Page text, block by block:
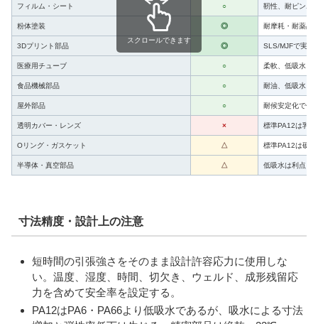
フィルム・シート ○ 靭性、耐ピンホ
粉体塗装 ◎ 耐摩耗・耐薬品
3Dプリント部品 ◎ SLS/MJFで実績
医療用チューブ ○ 柔軟、低吸水、
食品機械部品 ○ 耐油、低吸水、
屋外部品 ○ 耐候安定化で使
透明カバー・レンズ × 標準PA12は乳
Oリング・ガスケット △ 標準PA12は硬
半導体・真空部品 △ 低吸水は利点
スクロールできます
寸法精度・設計上の注意
短時間の引張強さをそのまま設計許容応力に使用しな
い。温度、湿度、時間、切欠き、ウェルド、成形残留応
力を含めて安全率を設定する。
PA12はPA6・PA66より低吸水であるが、吸水による寸法